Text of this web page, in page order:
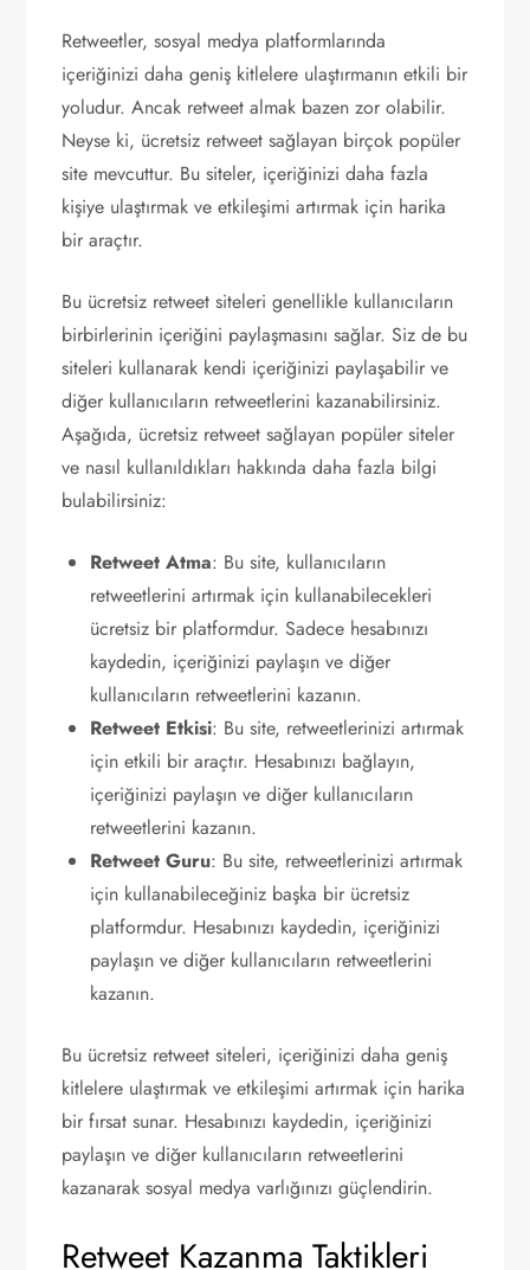
Retweetler, sosyal medya platformlarında
içeriğinizi daha geniş kitlelere ulaştırmanın etkili bir
yoludur. Ancak retweet almak bazen zor olabilir.
Neyse ki, ücretsiz retweet sağlayan birçok popüler
site mevcuttur. Bu siteler, içeriğinizi daha fazla
kişiye ulaştırmak ve etkileşimi artırmak için harika
bir araçtır.
Bu ücretsiz retweet siteleri genellikle kullanıcıların
birbirlerinin içeriğini paylaşmasını sağlar. Siz de bu
siteleri kullanarak kendi içeriğinizi paylaşabilir ve
diğer kullanıcıların retweetlerini kazanabilirsiniz.
Aşağıda, ücretsiz retweet sağlayan popüler siteler
ve nasıl kullanıldıkları hakkında daha fazla bilgi
bulabilirsiniz:
Retweet Atma: Bu site, kullanıcıların
retweetlerini artırmak için kullanabilecekleri
ücretsiz bir platformdur. Sadece hesabınızı
kaydedin, içeriğinizi paylaşın ve diğer
kullanıcıların retweetlerini kazanın.
Retweet Etkisi: Bu site, retweetlerinizi artırmak
için etkili bir araçtır. Hesabınızı bağlayın,
içeriğinizi paylaşın ve diğer kullanıcıların
retweetlerini kazanın.
Retweet Guru: Bu site, retweetlerinizi artırmak
için kullanabileceğiniz başka bir ücretsiz
platformdur. Hesabınızı kaydedin, içeriğinizi
paylaşın ve diğer kullanıcıların retweetlerini
kazanın.
Bu ücretsiz retweet siteleri, içeriğinizi daha geniş
kitlelere ulaştırmak ve etkileşimi artırmak için harika
bir fırsat sunar. Hesabınızı kaydedin, içeriğinizi
paylaşın ve diğer kullanıcıların retweetlerini
kazanarak sosyal medya varlığınızı güçlendirin.
Retweet Kazanma Taktikleri